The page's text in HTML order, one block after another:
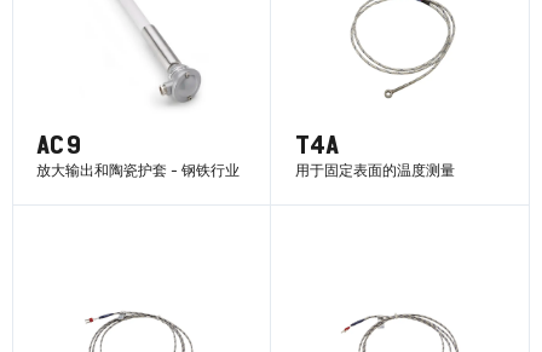
AC9
放大输出和陶瓷护套 - 钢铁行业
T4A
用于固定表面的温度测量